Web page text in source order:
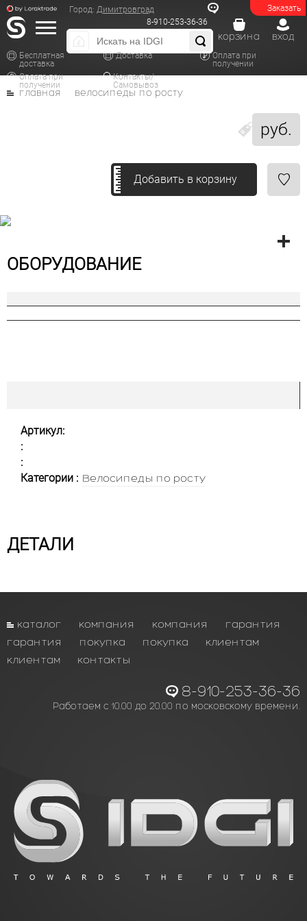
Заказать
Город: Димитровград
8-910-253-36-36
Бесплатная
доставка
Доставка
Оплата при
получении
Оплата при
получении
Контакты/
Самовывоз
вход
корзина
руб.
главная велосипеды по росту
Добавить в корзину
ОБОРУДОВАНИЕ
Артикул:
:
:
Категории : Велосипеды по росту
ДЕТАЛИ
каталог компания компания
гарантия
гарантия
покупка покупка
клиентам
клиентам
контакты
8-910-253-36-36
Работаем с 10.00 до 20.00 по московскому времени.